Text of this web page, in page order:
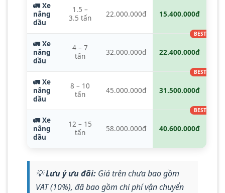
🚛 Xe
nâng
dầu
1.5 –
3.5 tấn
22.000.000đ 15.400.000đ
🚛 Xe
nâng
dầu
4 – 7
tấn
32.000.000đ 22.400.000đ
🚛 Xe
nâng
dầu
8 – 10
tấn
45.000.000đ 31.500.000đ
🚛 Xe
nâng
dầu
12 – 15
tấn
58.000.000đ 40.600.000đ
💡Lưu ý ưu đãi: Giá trên chưa bao gồm
VAT (10%), đã bao gồm chi phí vận chuyển